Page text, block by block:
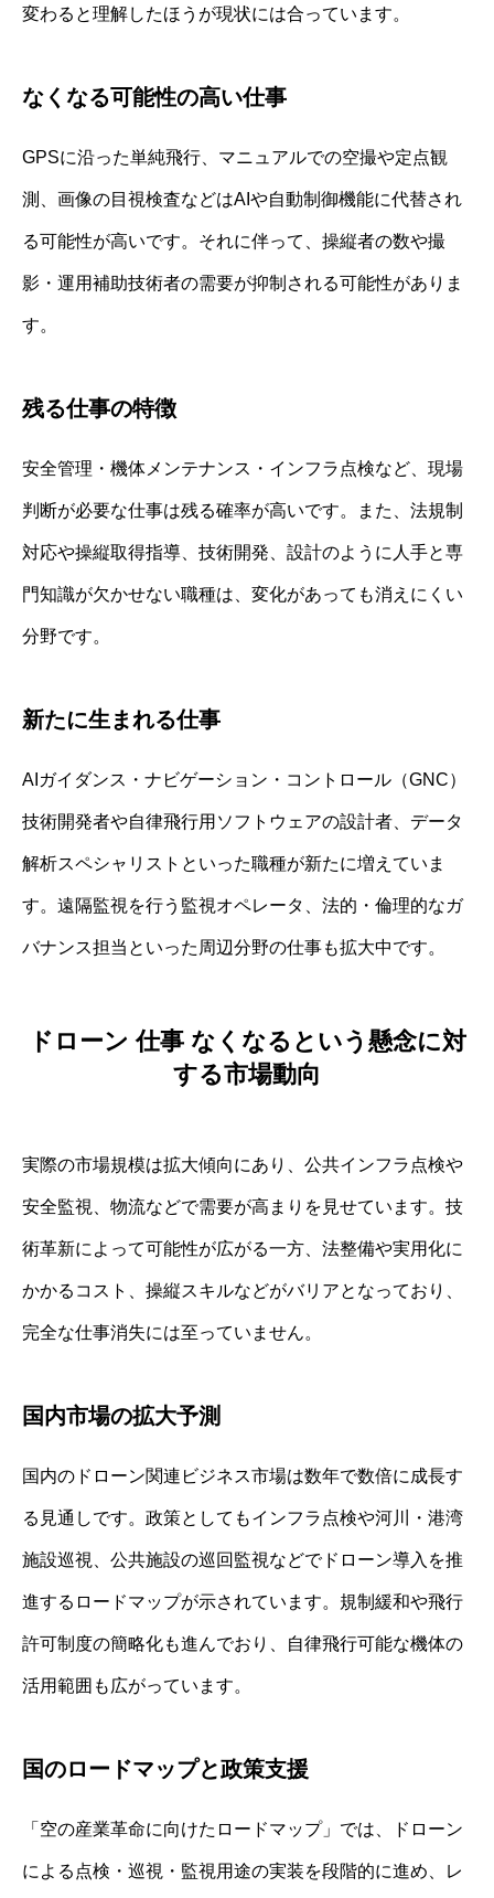
変わると理解したほうが現状には合っています。
なくなる可能性の高い仕事
GPSに沿った単純飛行、マニュアルでの空撮や定点観
測、画像の目視検査などはAIや自動制御機能に代替され
る可能性が高いです。それに伴って、操縦者の数や撮
影・運用補助技術者の需要が抑制される可能性がありま
す。
残る仕事の特徴
安全管理・機体メンテナンス・インフラ点検など、現場
判断が必要な仕事は残る確率が高いです。また、法規制
対応や操縦取得指導、技術開発、設計のように人手と専
門知識が欠かせない職種は、変化があっても消えにくい
分野です。
新たに生まれる仕事
AIガイダンス・ナビゲーション・コントロール（GNC）
技術開発者や自律飛行用ソフトウェアの設計者、データ
解析スペシャリストといった職種が新たに増えていま
す。遠隔監視を行う監視オペレータ、法的・倫理的なガ
バナンス担当といった周辺分野の仕事も拡大中です。
ドローン 仕事 なくなるという懸念に対
する市場動向
実際の市場規模は拡大傾向にあり、公共インフラ点検や
安全監視、物流などで需要が高まりを見せています。技
術革新によって可能性が広がる一方、法整備や実用化に
かかるコスト、操縦スキルなどがバリアとなっており、
完全な仕事消失には至っていません。
国内市場の拡大予測
国内のドローン関連ビジネス市場は数年で数倍に成長す
る見通しです。政策としてもインフラ点検や河川・港湾
施設巡視、公共施設の巡回監視などでドローン導入を推
進するロードマップが示されています。規制緩和や飛行
許可制度の簡略化も進んでおり、自律飛行可能な機体の
活用範囲も広がっています。
国のロードマップと政策支援
「空の産業革命に向けたロードマップ」では、ドローン
による点検・巡視・監視用途の実装を段階的に進め、レ